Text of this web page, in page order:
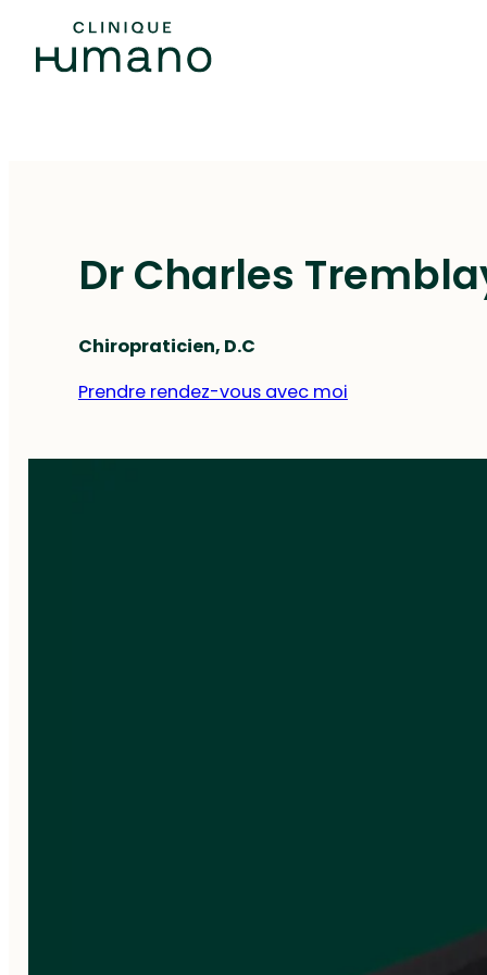
Dr Charles
Chiropraticien, D.C
Prendre rendez-vous avec moi